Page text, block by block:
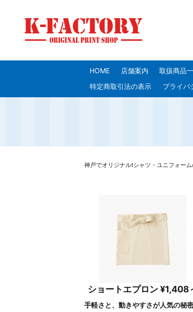
HOME 店舗案内 取扱商品
特定商取引法の表示
プライバ
神戸でオリジナルtシャツ・ユニフォー
ショートエプロン ¥1,408
手軽さと、動きやすさが人気の秘